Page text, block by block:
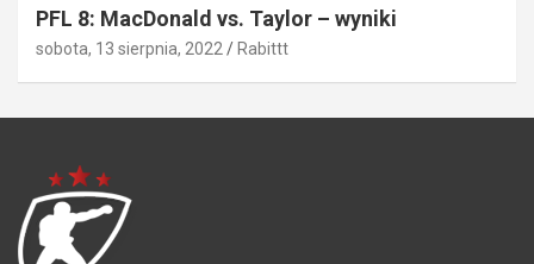
PFL 8: MacDonald vs. Taylor – wyniki
sobota, 13 sierpnia, 2022 Rabittt